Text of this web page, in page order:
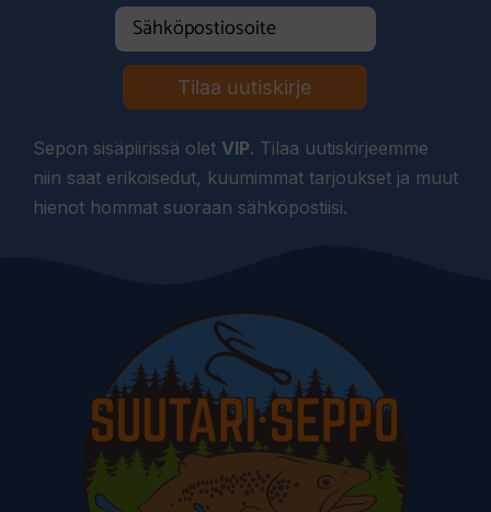
Tilaa uutiskirje
Sepon sisäpiirissä olet VIP. Tilaa uutiskirjeemme
niin saat erikoisedut, kuumimmat tarjoukset ja muut
hienot hommat suoraan sähköpostiisi.